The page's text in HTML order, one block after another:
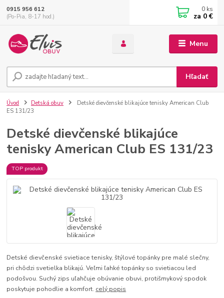
Menu
Hľadať
0915 956 612
(Po-Pia, 8-17 hod.)
0 ks
za 0 €
Úvod Detská obuv
Detské dievčenské blikajúce tenisky American Club
ES 131/23
Detské dievčenské blikajúce
tenisky American Club ES 131/23
TOP produkt
Detské dievčenské svietiace tenisky, štýlové topánky pre malé slečny,
pri chôdzi svetielka blikajú. Veľmi ľahké topánky so svietiacou led
podošvou. Suchý zips uľahčuje obúvanie obuvi, protišmykový spodok
poskytuje pohodlie a komfort. celý popis